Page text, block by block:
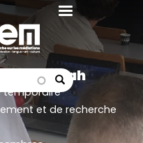
search
Savannah
temporaire
et de recherche